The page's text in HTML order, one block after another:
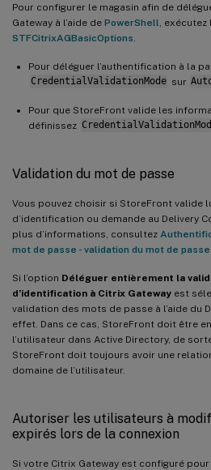
Pour configurer le magasin afin de
Gateway à l’aide de PowerShell ,
STFCitrixAGBasicOptions
Pour déléguer l’authentification à la
CredentialValidationMode sur
Pour que StoreFront valide les
définissez
Validation du mot de passe
Vous pouvez choisir si StoreFront valide
d’identification ou demande au Delivery
plus d’informations, consultez
mot de passe - validation du mot de passe
Si l’option Déléguer entièrement la
d’identification à Citrix Gateway est
validation des mots de passe à l’aide du
effet. Dans ce cas, StoreFront doit être
l’utilisateur dans Active Directory, de
StoreFront doit toujours avoir une
domaine de l’utilisateur.
Autoriser les utilisateurs à
expirés lors de la connexion
Si votre Citrix Gateway est configuré